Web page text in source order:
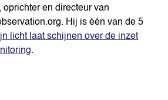
en directeur van
Hij is één van de 5
licht laat schijnen over de inzet
.